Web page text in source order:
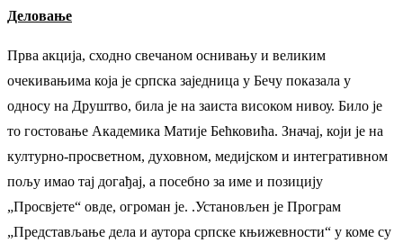
Деловање
Прва акција, сходно свечаном оснивању и великим
очекивањима која је српска заједница у Бечу показала у
односу на Друштво, била је на заиста високом нивоу. Било је
то гостовање Академика Матије Бећковића. Значај, који је на
културно-просветном, духовном, медијском и интегративном
пољу имао тај догађај, а посебно за име и позицију
„Просвјете“ овде, огроман је. .Установљен је Програм
„Представљање дела и аутора српске књижевности“ у коме су